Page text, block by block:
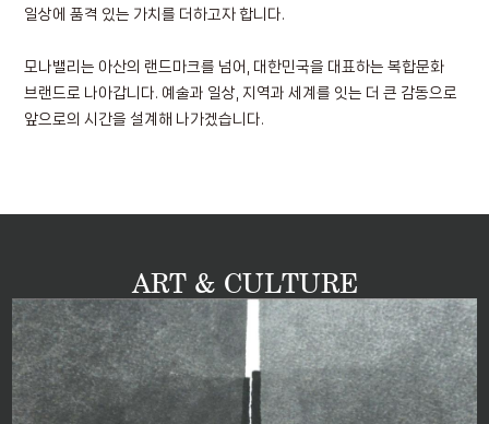
일상에 품격 있는 가치를 더하고자 합니다.
모나밸리는 아산의 랜드마크를 넘어,
대한민국을 대표하는 복합문화
브랜드로 나아갑니다. 예술과 일상, 지역과 세계를 잇는 더 큰 감동으로
앞으로의 시간을 설계해 나가겠습니다.
ART & CULTURE